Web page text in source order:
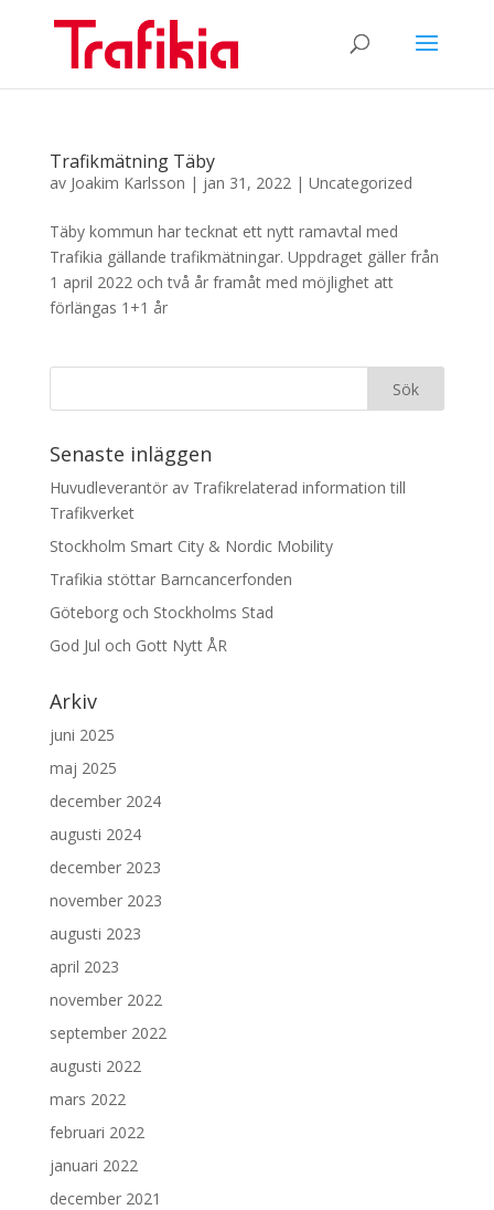
Trafikmätning Täby
av Joakim Karlsson | jan 31, 2022| Uncategorized
Täby kommun har tecknat ett nytt ramavtal med
Trafikia gällande trafikmätningar. Uppdraget gäller från
1 april 2022 och två år framåt med möjlighet att
förlängas 1+1 år
Senaste inläggen
Huvudleverantör av Trafikrelaterad information till
Trafikverket
Stockholm Smart City & Nordic Mobility
Trafikia stöttar Barncancerfonden
Göteborg och Stockholms Stad
God Jul och Gott Nytt ÅR
Arkiv
juni 2025
maj 2025
december 2024
augusti 2024
december 2023
november 2023
augusti 2023
april 2023
november 2022
september 2022
augusti 2022
mars 2022
februari 2022
januari 2022
december 2021